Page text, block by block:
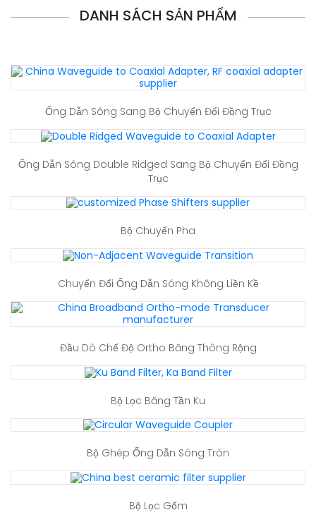
DANH SÁCH SẢN PHẨM
Ống Dẫn Sóng Sang Bộ Chuyển Đổi Đồng Trục
Ống Dẫn Sóng Double Ridged Sang Bộ Chuyển Đổi Đồng
Trục
Bộ Chuyển Pha
Chuyển Đổi Ống Dẫn Sóng Không Liền Kề
Đầu Dò Chế Độ Ortho Băng Thông Rộng
Bộ Lọc Băng Tần Ku
Bộ Ghép Ống Dẫn Sóng Tròn
Bộ Lọc Gốm